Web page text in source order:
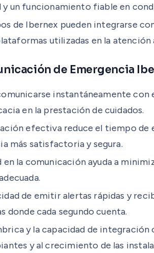
un funcionamiento fiable en
de Ibernex pueden integrarse
utilizadas en la atención
de Emergencia
instantáneamente
en la prestación de cuidados.
efectiva reduce el tiempo
más satisfactoria y segura.
la comunicación ayuda a
de emitir alertas rápidas y
cada segundo cuenta.
y la capacidad de
y al crecimiento de las